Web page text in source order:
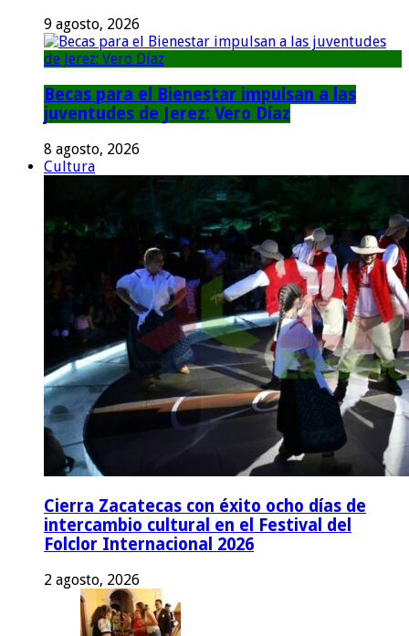
9 agosto, 2026
Becas para el Bienestar impulsan a las
juventudes de Jerez: Vero Díaz
8 agosto, 2026
Cultura
Cierra Zacatecas con éxito ocho días de
intercambio cultural en el Festival del
Folclor Internacional 2026
2 agosto, 2026